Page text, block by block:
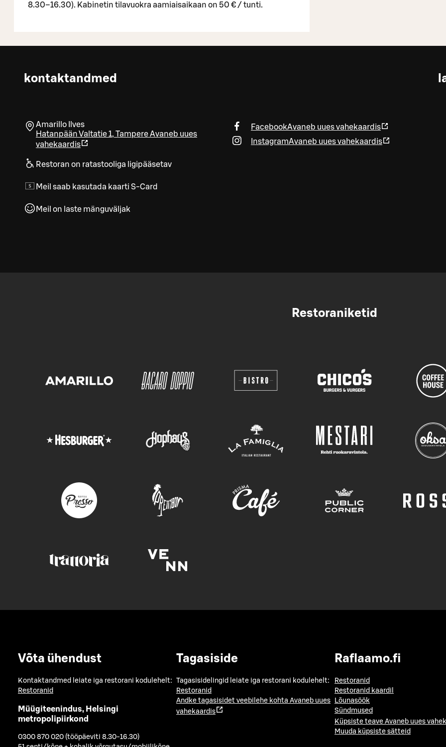
8.30–16.30). Kabinetin tilavuokra aamiaisaikaan on 50 € / tunti.
kontaktandmed
Amarillo Ilves
Hatanpään Valtatie 1, TampereAvaneb uues
vahekaardis
Restoran on ratastooliga ligipääsetav
Meil saab kasutada kaarti S-Card
Meil on laste mänguväljak
FacebookAvaneb uues vahekaardis
InstagramAvaneb uues vahekaardis
Restoraniketid
Võta ühendust
Kontaktandmed leiate iga restorani kodulehelt:
Restoranid
Müügiteenindus, Helsingi
metropolipiirkond
0300 870 020 (tööpäeviti 8.30-16.30)
Tagasiside
Tagasisidelingid leiate iga restorani kodulehelt:
Restoranid
Andke tagasisidet veebilehe kohta Avaneb uues
vahekaardis
Raflaamo.fi
Restoranid
Restoranid kaardil
Lõunasöök
Sündmused
Küpsiste teave Avaneb uues
Muuda küpsiste sätteid